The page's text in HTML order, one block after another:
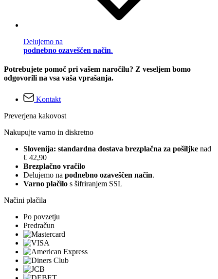
Delujemo na
podnebno ozaveščen način.
Potrebujete pomoč pri vašem naročilu? Z veseljem bomo
odgovorili na vsa vaša vprašanja.
Kontakt
Preverjena kakovost
Nakupujte varno in diskretno
Slovenija: standardna dostava brezplačna za pošiljke nad
€ 42,90
Brezplačno vračilo
Delujemo na podnebno ozaveščen način.
Varno plačilo s šifriranjem SSL
Načini plačila
Po povzetju
Predračun